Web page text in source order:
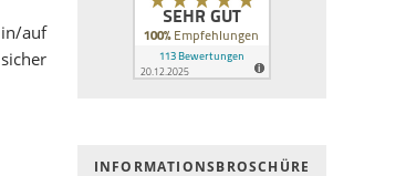
auf
INFOR­MATIONS­BROSCHÜRE